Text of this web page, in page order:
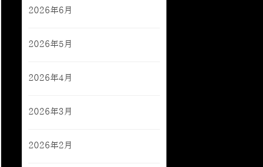
2026年6月
2026年5月
2026年4月
2026年3月
2026年2月